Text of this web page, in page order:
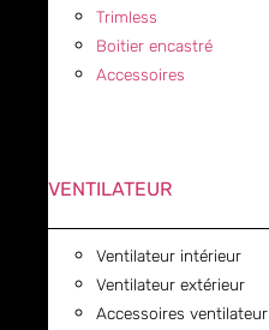
Trimless
Boitier encastré
Accessoires
VENTILATEUR
Ventilateur intérieur
Ventilateur extérieur
Accessoires ventilateur